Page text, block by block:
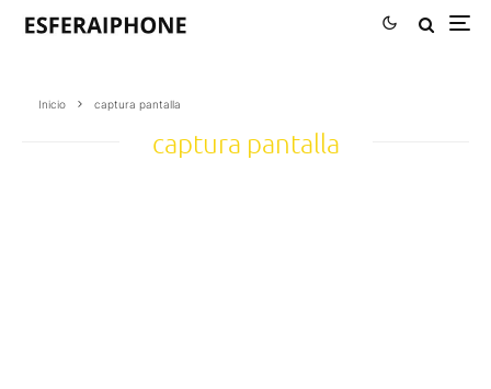
Inicio captura pantalla
captura pantalla